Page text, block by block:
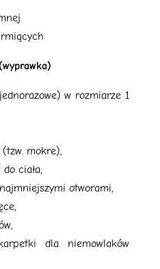
w rozmiarze 1
mokre),
ciała,
otworami,
dla niemowlaków